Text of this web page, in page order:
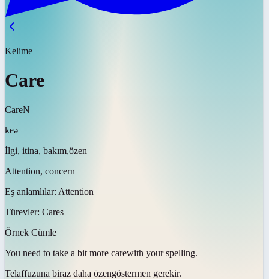
Kelime
Care
CareN
keə
İlgi, itina, bakım,özen
Attention, concern
Eş anlamlılar: Attention
Türevler: Cares
Örnek Cümle
You need to take a bit more carewith your spelling.
Telaffuzuna biraz daha özengöstermen gerekir.